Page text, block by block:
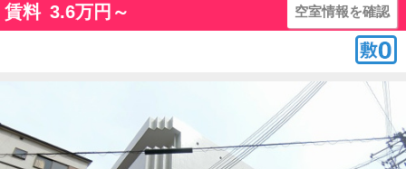
賃料 3.6万円～ 空室情報を確認